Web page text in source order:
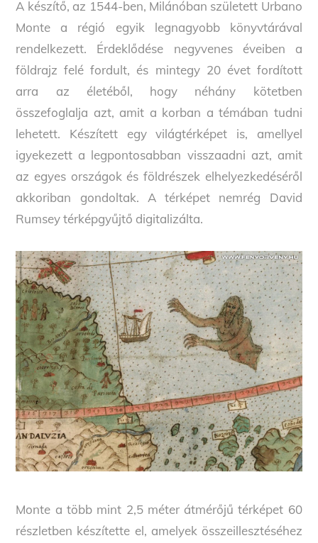
A készítő, az 1544-ben, Milánóban született Urbano
Monte a régió egyik legnagyobb könyvtárával
rendelkezett. Érdeklődése negyvenes éveiben a
földrajz felé fordult, és mintegy 20 évet fordított
arra az életéből, hogy néhány kötetben
összefoglalja azt, amit a korban a témában tudni
lehetett. Készített egy világtérképet is, amellyel
igyekezett a legpontosabban visszaadni azt, amit
az egyes országok és földrészek elhelyezkedéséről
akkoriban gondoltak. A térképet nemrég David
Rumsey térképgyűjtő digitalizálta.
Monte a több mint 2,5 méter átmérőjű térképet 60
részletben készítette el, amelyek összeillesztéséhez